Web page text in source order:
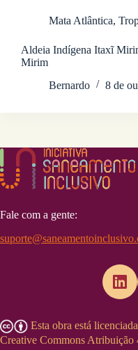
Mata Atlântica,
Aldeia Indígena Itaxĩ
Mirim
Bernardo
8 de
Fale com a gente:
Esta obra está
Creative Commons Atribuição